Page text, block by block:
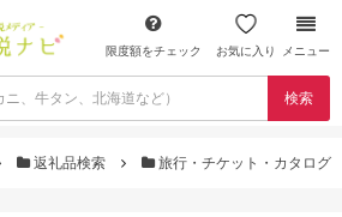
限度額をチェック お気に入り メニュー
検索
返礼品検索 旅行・チケット・カタログ